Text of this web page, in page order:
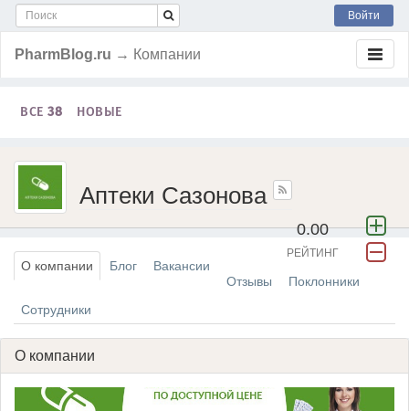
Войти
PharmBlog.ru → Компании
ВСЕ 38 НОВЫЕ
Аптеки Сазонова
0.00
РЕЙТИНГ
О компании Блог
Вакансии
Отзывы
Поклонники
Сотрудники
О компании